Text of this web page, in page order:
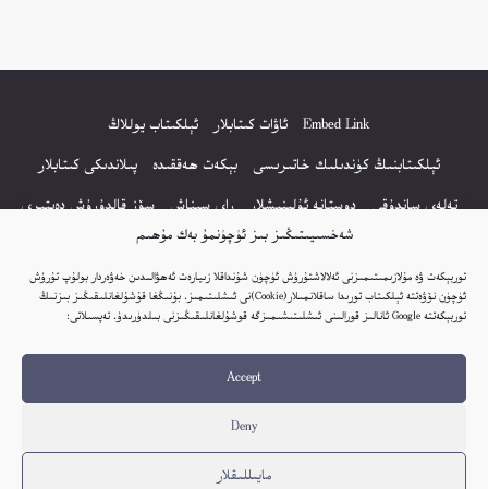
شەخسىيىتىڭىز بىز ئۈچۈنمۇ بەك مۇھىم
توربېكەت ۋە مۇلازىمىتىمىزنى ئەلالاشتۇرۇش ئۈچۈن شۇنداقلا زىيارەت ئەھۋالىدىن خەۋەردار بولۇپ تۇرۇش
ئۈچۈن نۆۋەتتە ئېلكىتاب تورىدا ساقلانمىلار(Cookie)نى ئىشلىتىمىز. بۇنىڭغا قۇشۇلغانلىقىڭىز بىزنىڭ
توربېكەتتە Google ئانالىز قورالىنى ئىشلىتىشىمىزگە قوشۇلغانلىقىڭىزنى بىلدۈرىدۇ. تەپسىلاتى:
Accept
Deny
مايىللىقلار
Embed Link ئاۋات كىتابلار
ئېلكىتاب يوللاڭ
ئېلكىتابنىڭ كۈندىلىك خاتىرىسى
بېكەت ھەققىدە
پىلاندىكى كىتابلار
تەلەي ساندۇقى
دوستانە ئۇلىنىشلار راي سىناش
سۆز قالدۇرۇش دەپتىرى
كۆپ سورالغان سۇئاللار
كىتاب تىزىملىكى
مەخپىيەتلىك باياناتى
نەشىر ھوقۇقى باياناتى
© 2017-2026 تور بېكەتنىڭ بارلىق ھوقۇقى ئېلكىتاب تورى غا مەنسۇپ.
ھەر كۈنى يېڭى كىتابلار قوشۇلىۋاتىدۇ...